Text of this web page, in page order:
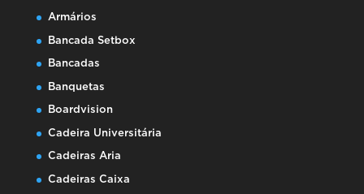
Armários
Bancada Setbox
Bancadas
Banquetas
Boardvision
Cadeira Universitária
Cadeiras Aria
Cadeiras Caixa